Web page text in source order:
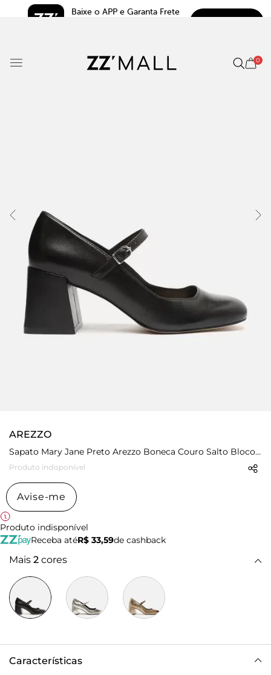
Baixe o APP e Garanta Frete
0
AREZZO
Sapato Mary Jane Preto Arezzo Boneca Couro Salto Bloco Tira Fivela
Produto indisponível
Avise-me
Produto indisponível
Receba atéR$ 33,59de cashback
Mais 2 cores
Características